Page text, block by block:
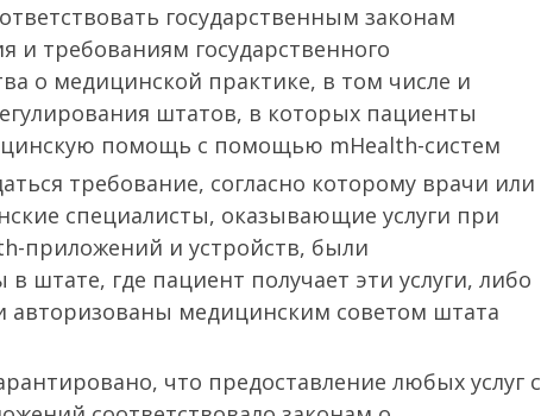
государственным законам
и требованиям государственного
о медицинской практике, в том числе и
штатов, в которых пациенты
помощь с помощью mHealth-систем
требование, согласно которому врачи или
специалисты, оказывающие услуги при
приложений и устройств, были
штате, где пациент получает эти услуги, либо
авторизованы медицинским советом штата
что предоставление любых услуг с